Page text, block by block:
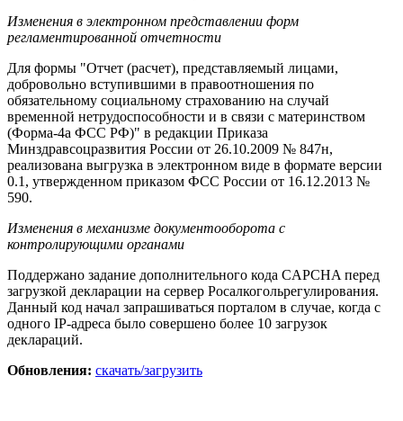
Изменения в электронном представлении форм
регламентированной отчетности
Для формы "Отчет (расчет), представляемый лицами,
добровольно вступившими в правоотношения по
обязательному социальному страхованию на случай
временной нетрудоспособности и в связи с материнством
(Форма-4а ФСС РФ)" в редакции Приказа
Минздравсоцразвития России от 26.10.2009 № 847н,
реализована выгрузка в электронном виде в формате версии
0.1, утвержденном приказом ФСС России от 16.12.2013 №
590.
Изменения в механизме документооборота с
контролирующими органами
Поддержано задание дополнительного кода CAPCHA перед
загрузкой декларации на сервер Росалкогольрегулирования.
Данный код начал запрашиваться порталом в случае, когда с
одного IP-адреса было совершено более 10 загрузок
деклараций.
Обновления: скачать/загрузить